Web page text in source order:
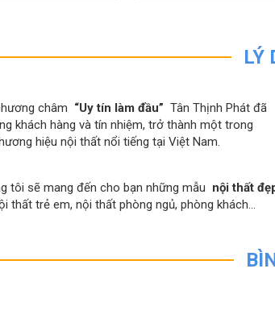
LÝ
châm “Uy tín làm đầu” Tân Thịnh Phát đã
khách hàng và tín nhiệm, trở thành một trong
hiệu nội thất nổi tiếng tại Việt Nam.
tôi sẽ mang đến cho bạn những mẫu nội thất
thất trẻ em, nội thất phòng ngủ, phòng khách…